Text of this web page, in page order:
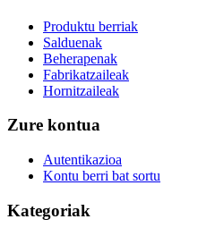
Produktu berriak
Salduenak
Beherapenak
Fabrikatzaileak
Hornitzaileak
Zure kontua
Autentikazioa
Kontu berri bat sortu
Kategoriak